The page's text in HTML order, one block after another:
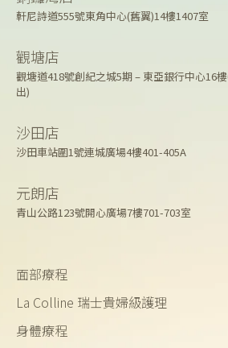
軒尼詩道555號東角中心(舊翼)14樓1407室
觀塘店
觀塘道418號創紀之城5期 – 東亞銀行中心16
出)
沙田店
沙田車站圍1號連城廣場4樓401-405A
元朗店
青山公路123號開心廣場7樓701-703室
面部療程
La Colline 瑞士貴婦級護理
身體療程